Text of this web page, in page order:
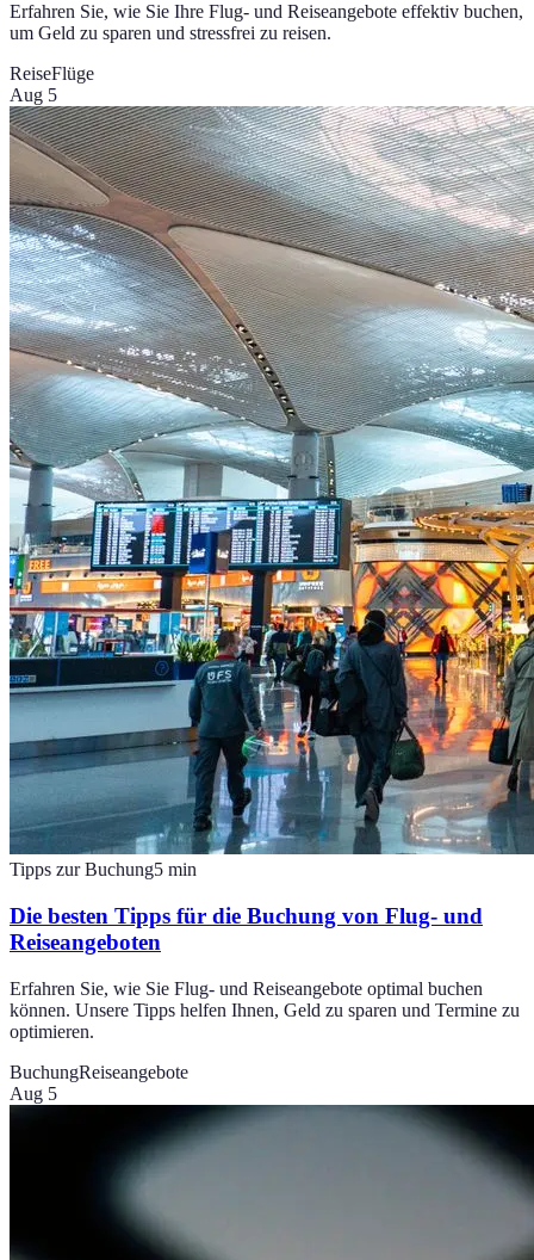
Erfahren Sie, wie Sie Ihre Flug- und Reiseangebote effektiv buchen,
um Geld zu sparen und stressfrei zu reisen.
ReiseFlüge
Aug 5
Tipps zur Buchung5 min
Die besten Tipps für die Buchung von Flug- und
Reiseangeboten
Erfahren Sie, wie Sie Flug- und Reiseangebote optimal buchen
können. Unsere Tipps helfen Ihnen, Geld zu sparen und Termine zu
optimieren.
BuchungReiseangebote
Aug 5